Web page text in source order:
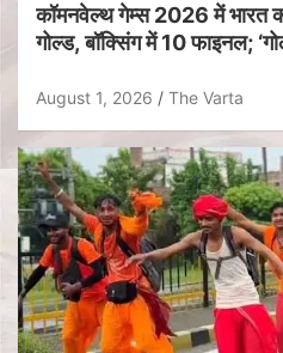
कॉमनवेल्थ गेम्स 2026 में भारत
गोल्ड, बॉक्सिंग में 10 फाइनल;
August 1, 2026 The Varta